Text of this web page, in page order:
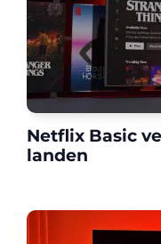
Netflix Basic
landen